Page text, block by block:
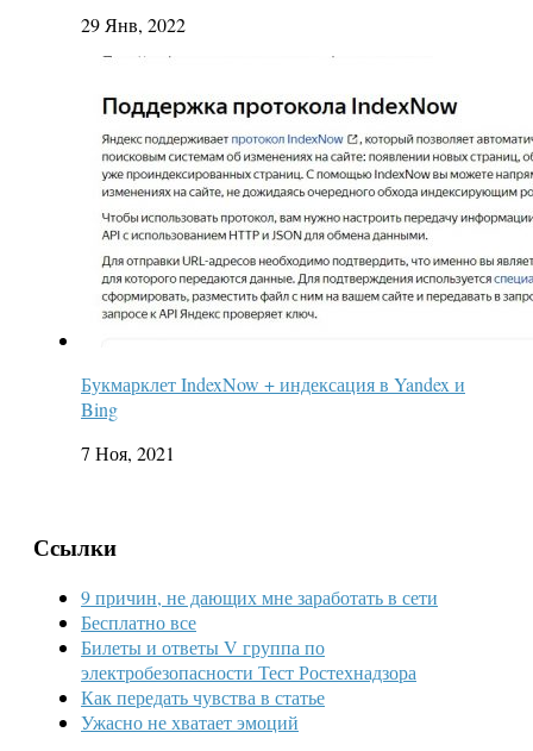
29 Янв, 2022
Букмарклет IndexNow + индексация в Yandex и
Bing
7 Ноя, 2021
Ссылки
9 причин, не дающих мне заработать в сети
Бесплатно все
Билеты и ответы V группа по
электробезопасности Тест Ростехнадзора
Как передать чувства в статье
Ужасно не хватает эмоций